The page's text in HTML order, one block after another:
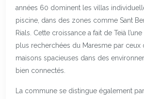
années 60 dominent les villas
piscine, dans des zones comme Sant
Rials. Cette croissance a fait de Teià
plus recherchées du Maresme par ceux
maisons spacieuses dans des
bien connectés.
La commune se distingue également